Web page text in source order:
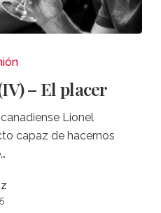
– El placer
Lionel
capaz de hacernos